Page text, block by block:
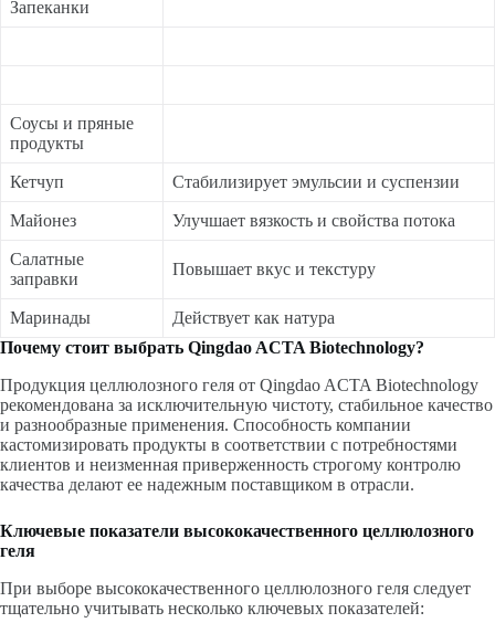
Запеканки
Соусы и пряные
продукты
Кетчуп Стабилизирует эмульсии и суспензии
Майонез Улучшает вязкость и свойства потока
Салатные
заправки
Повышает вкус и текстуру
Маринады
Действует как натура
Почему стоит выбрать Qingdao ACTA Biotechnology?
Продукция целлюлозного геля от Qingdao ACTA Biotechnology
рекомендована за исключительную чистоту, стабильное качество
и разнообразные применения. Способность компании
кастомизировать продукты в соответствии с потребностями
клиентов и неизменная приверженность строгому контролю
качества делают ее надежным поставщиком в отрасли.
Ключевые показатели высококачественного целлюлозного
геля
При выборе высококачественного целлюлозного геля следует
тщательно учитывать несколько ключевых показателей: